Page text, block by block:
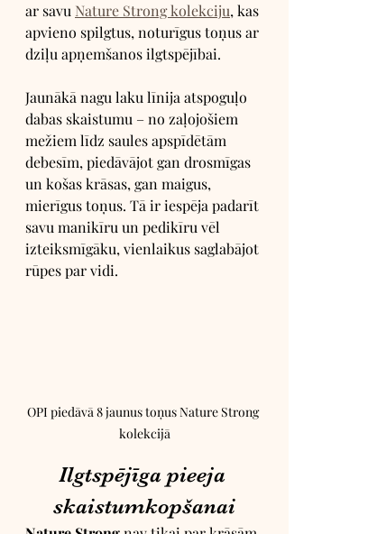
ar savu Nature Strong kolekciju, kas
apvieno spilgtus, noturīgus toņus ar
dziļu apņemšanos ilgtspējībai.
Jaunākā nagu laku līnija atspoguļo
dabas skaistumu – no zaļojošiem
mežiem līdz saules apspīdētām
debesīm, piedāvājot gan drosmīgas
un košas krāsas, gan maigus,
mierīgus toņus. Tā ir iespēja padarīt
savu manikīru un pedikīru vēl
izteiksmīgāku, vienlaikus saglabājot
rūpes par vidi.
OPI piedāvā 8 jaunus toņus Nature Strong
kolekcijā
Ilgtspējīga pieeja
skaistumkopšanai